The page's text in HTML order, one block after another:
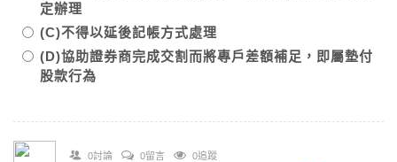
定辦理
(C)不得以延後記帳方式處理
(D)協助證券商完成交割而將專戶差額補足，即屬墊付
股款行為
0討論 0留言 0追蹤